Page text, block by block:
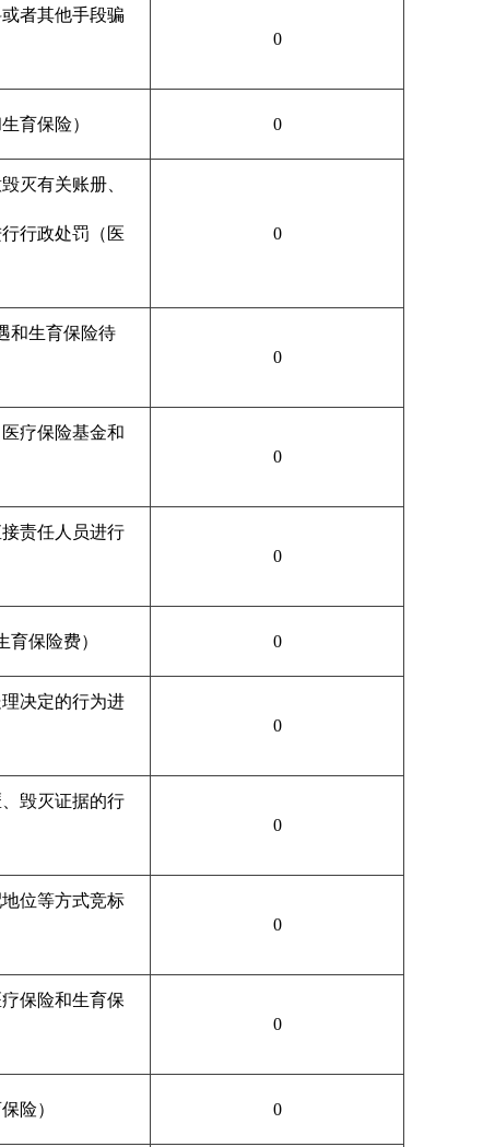
者其他手段骗
0
育保险） 0
灭有关账册、
行政处罚（医 0
和生育保险待
0
疗保险基金和
0
责任人员进行
0
保险费） 0
决定的行为进
0
毁灭证据的行
0
位等方式竞标
0
保险和生育保
0
险） 0